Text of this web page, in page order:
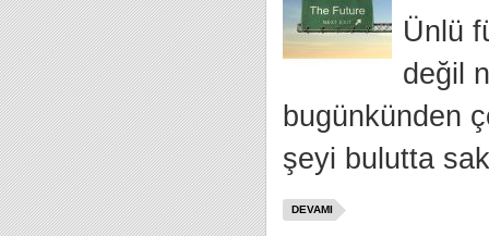
Ünlü
değil
bugünkünden
şeyi bulutta
DEVAMI